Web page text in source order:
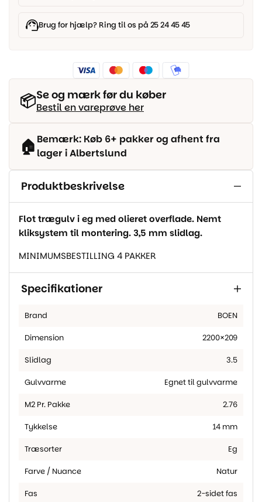
Brug for hjælp? Ring til os på 25 24 45 45
📦Se og mærk før du køber
Bestil en vareprøve her
🏠 Bemærk: Køb 6+ pakker og afhent fra
lager i Albertslund
Produktbeskrivelse
Flot trægulv i eg med olieret overflade. Nemt
kliksystem til montering. 3,5 mm slidlag.
MINIMUMSBESTILLING 4 PAKKER
Specifikationer
Brand BOEN
Dimension 2200×209
Slidlag 3.5
Gulvvarme Egnet til gulvvarme
M2 Pr. Pakke 2.76
Tykkelse 14 mm
Træsorter Eg
Farve / Nuance Natur
Fas 2-sidet fas